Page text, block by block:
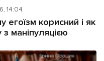
14:04
егоїзм корисний і як
маніпуляцією